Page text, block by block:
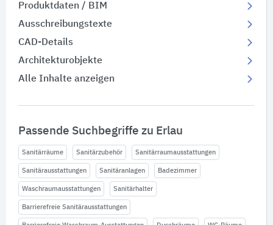
Produktdaten / BIM
Ausschreibungstexte
CAD-Details
Architekturobjekte
Alle Inhalte anzeigen
Passende Suchbegriffe zu Erlau
Sanitärräume Sanitärzubehör Sanitärraumausstattungen
Sanitärausstattungen Sanitäranlagen Badezimmer
Waschraumausstattungen Sanitärhalter
Barrierefreie Sanitärausstattungen